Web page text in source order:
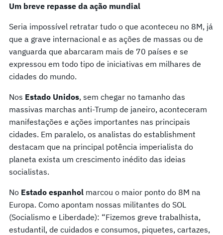
Um breve repasse da ação mundial
Seria impossível retratar tudo o que aconteceu no 8M, já
que a grave internacional e as ações de massas ou de
vanguarda que abarcaram mais de 70 países e se
expressou em todo tipo de iniciativas em milhares de
cidades do mundo.
Nos Estado Unidos, sem chegar no tamanho das
massivas marchas anti-Trump de janeiro, aconteceram
manifestações e ações importantes nas principais
cidades. Em paralelo, os analistas do establishment
destacam que na principal potência imperialista do
planeta exista um crescimento inédito das ideias
socialistas.
No Estado espanhol marcou o maior ponto do 8M na
Europa. Como apontam nossas militantes do SOL
(Socialismo e Liberdade): “Fizemos greve trabalhista,
estudantil, de cuidados e consumos, piquetes, cartazes,